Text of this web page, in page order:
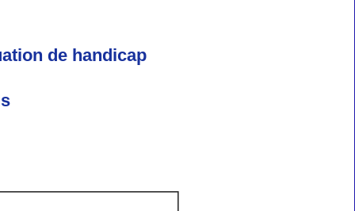
de handicap